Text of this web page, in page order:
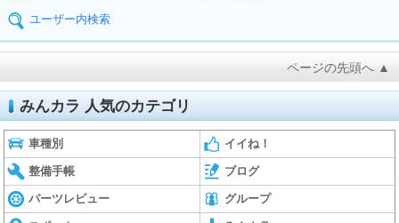
ユーザー内検索
ページの先頭へ ▲
みんカラ 人気のカテゴリ
車種別 イイね！
整備手帳 ブログ
パーツレビュー グループ